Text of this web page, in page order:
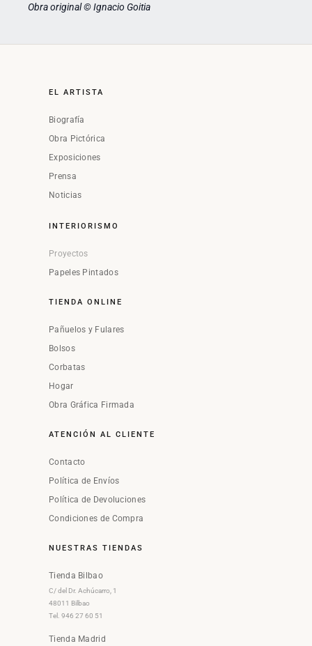
Obra original © Ignacio Goitia
EL ARTISTA
Biografía
Obra Pictórica
Exposiciones
Prensa
Noticias
INTERIORISMO
Proyectos
Papeles Pintados
TIENDA ONLINE
Pañuelos y Fulares
Bolsos
Corbatas
Hogar
Obra Gráfica Firmada
ATENCIÓN AL CLIENTE
Contacto
Política de Envíos
Política de Devoluciones
Condiciones de Compra
NUESTRAS TIENDAS
Tienda Bilbao
C/ del Dr. Achúcarro, 1
48011 Bilbao
Tel. 946 27 60 51
Tienda Madrid